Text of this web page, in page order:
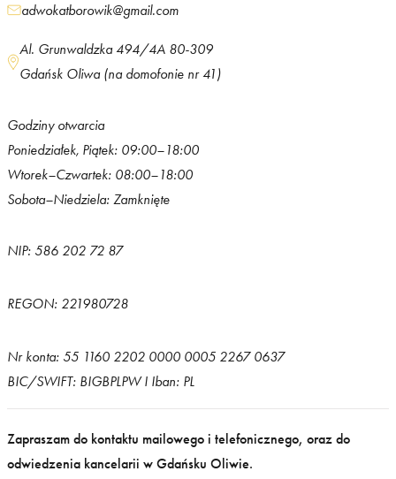
adwokatborowik@gmail.com
Al. Grunwaldzka 494/4A 80-309
Gdańsk Oliwa (na domofonie nr 41)
Godziny otwarcia
Poniedziałek, Piątek: 09:00–18:00
Wtorek–Czwartek: 08:00–18:00
Sobota–Niedziela: Zamknięte
NIP: 586 202 72 87
REGON: 221980728
Nr konta: 55 1160 2202 0000 0005 2267 0637
BIC/SWIFT: BIGBPLPW I Iban: PL
Zapraszam do kontaktu mailowego i telefonicznego, oraz do
odwiedzenia kancelarii w Gdańsku Oliwie.